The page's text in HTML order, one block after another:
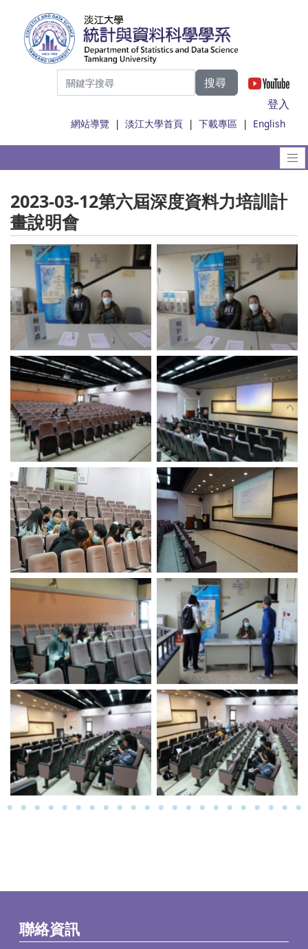
搜尋
登入
網站導覽 |淡江大學首頁 |下載專區 | English
2023-03-12第六屆深度資料力培訓計
畫說明會
No Caption No Caption
No Caption No Caption
No Caption No Caption
No Caption No Caption
No Caption No Caption
聯絡資訊